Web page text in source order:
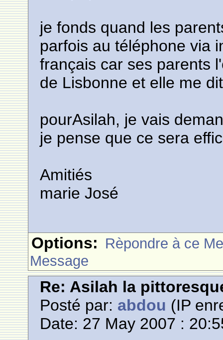
je fonds quand les
parfois au téléphone via
français car ses parents
de Lisbonne et elle me
pourAsilah, je vais
je pense que ce sera
Amitiés
marie José
Options: Rèpondre à ce
Message
Re: Asilah la
Posté par: abdou (IP
Date: 27 May 2007 :